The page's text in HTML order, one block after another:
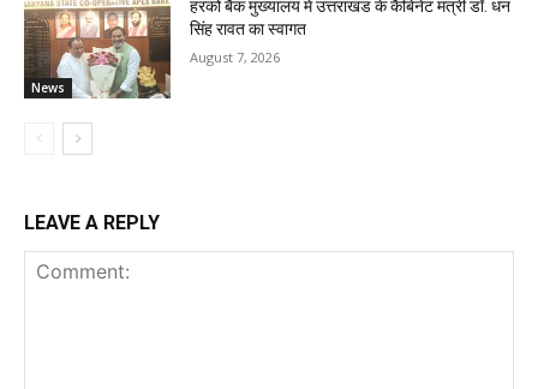
News
हरको बैंक मुख्यालय में उत्तराखंड के कैबिनेट मंत्री डॉ. धन
सिंह रावत का स्वागत
August 7, 2026
LEAVE A REPLY